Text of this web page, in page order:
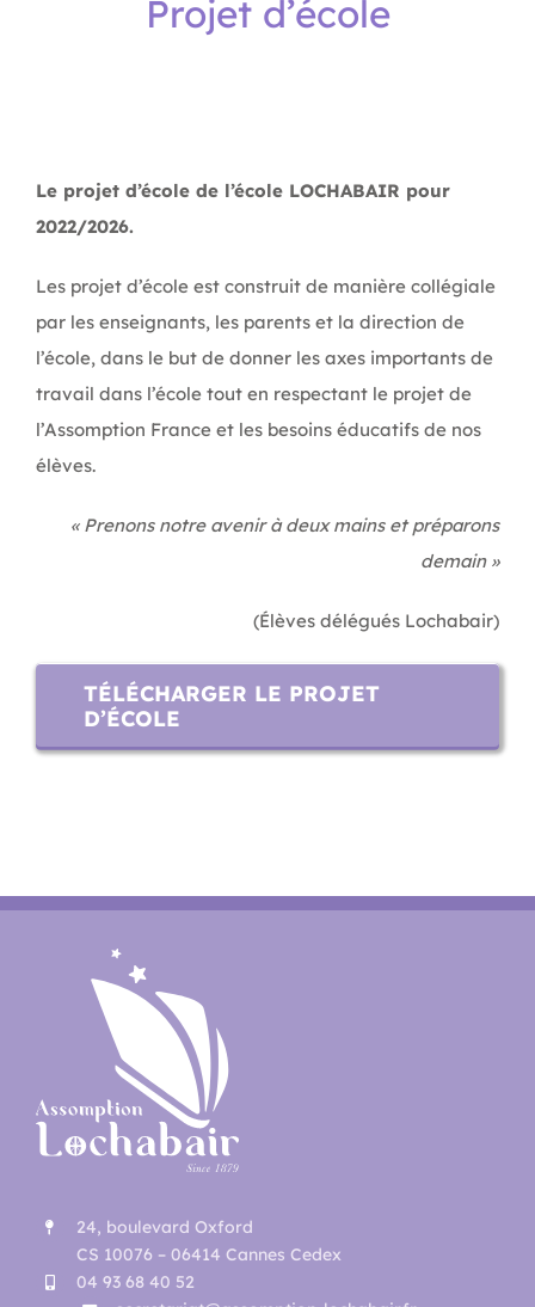
Projet d’école
Le projet d’école de l’école LOCHABAIR pour
2022/2026.
Les projet d’école est construit de manière collégiale
par les enseignants, les parents et la direction de
l’école, dans le but de donner les axes importants de
travail dans l’école tout en respectant le projet de
l’Assomption France et les besoins éducatifs de nos
élèves.
« Prenons notre avenir à deux mains et préparons
demain »
(Élèves délégués Lochabair)
TÉLÉCHARGER LE PROJET
D’ÉCOLE
24, boulevard Oxford
CS 10076 – 06414 Cannes Cedex
04 93 68 40 52